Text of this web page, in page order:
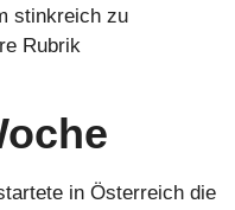
stinkreich zu
Rubrik
in Österreich die